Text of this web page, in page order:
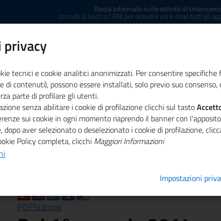
Resta informato sulle attività di
Iscriviti al nostro CRM per ricevere via e-mail tutti gli
trasparente Concessione sale
scattano le nuove regole sugli aiuti di stato "de
PDFStampa
tecnici e cookie analitici anonimizzati. Per consentire
di contenuti), possono essere installati, solo previo suo
parte di profilare gli utenti.
senza abilitare i cookie di profilazione clicchi sul tasto
sui cookie in ogni momento riaprendo il banner con
dopo aver selezionato o deselezionato i cookie di profilazione,
Policy completa, clicchi Maggiori Informazioni
Impostazioni